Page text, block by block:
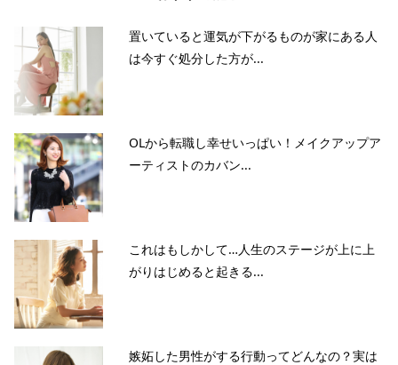
置いていると運気が下がるものが家にある人
は今すぐ処分した方が...
OLから転職し幸せいっぱい！メイクアップア
ーティストのカバン...
これはもしかして…人生のステージが上に上
がりはじめると起きる...
嫉妬した男性がする行動ってどんなの？実は